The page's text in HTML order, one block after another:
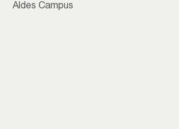
Aldes Campus